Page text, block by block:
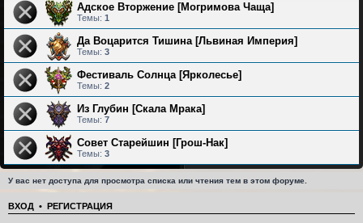
Адское Вторжение [Могримова Чаща]
Темы: 1
Да Воцарится Тишина [Львиная Империя]
Темы: 3
Фестиваль Солнца [Ярколесье]
Темы: 2
Из Глубин [Скала Мрака]
Темы: 7
Совет Старейшин [Грош-Нак]
Темы: 3
У вас нет доступа для просмотра списка или чтения тем в этом форуме.
ВХОД • РЕГИСТРАЦИЯ